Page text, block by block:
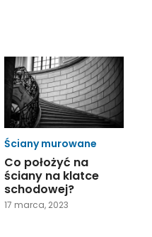
Ściany murowane
Co położyć na
ściany na klatce
schodowej?
17 marca, 2023